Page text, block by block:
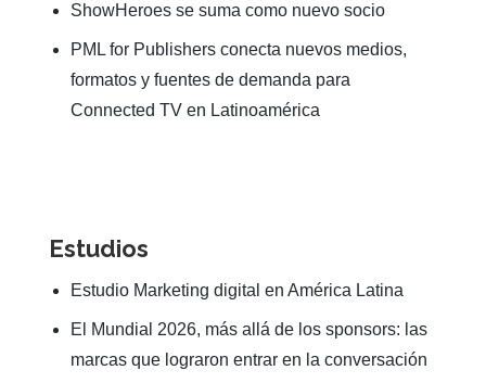
ShowHeroes se suma como nuevo socio
PML for Publishers conecta nuevos medios,
formatos y fuentes de demanda para
Connected TV en Latinoamérica
Estudios
Estudio Marketing digital en América Latina
El Mundial 2026, más allá de los sponsors: las
marcas que lograron entrar en la conversación